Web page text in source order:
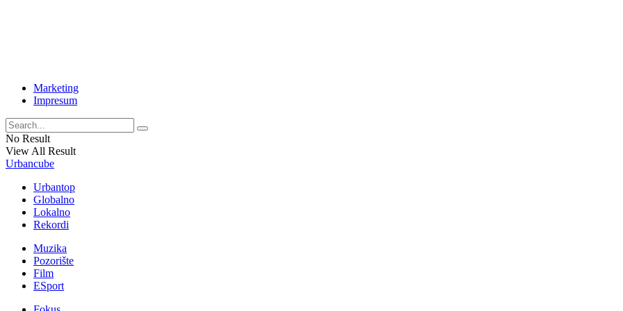
Marketing
Impresum
No Result
View All Result
Urbancube
Urbantop
Globalno
Lokalno
Rekordi
Muzika
Pozorište
Film
ESport